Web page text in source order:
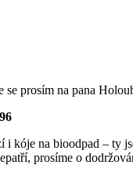
prosím na pana
kóje na bioodpad –
prosíme o